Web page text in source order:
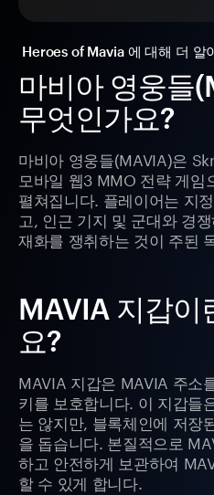
마비아 영웅들
무엇인가요?
마비아 영웅들(MAVIA)은
모바일 웹3 MMO 전략 게임
펼쳐집니다. 플레이어는 지
고, 인근 기지 및 군대와 경
재화를 쟁취하는 것이 주된
MAVIA 지갑이
요?
MAVIA 지갑은 MAVIA 주소
키를 보호합니다. 이 지갑들
는 않지만, 블록체인에 저장
을 돕습니다. 본질적으로
하고 안전하게 보관하여
할 수 있게 합니다.
Heroes of Mavia 에 대해 더 알